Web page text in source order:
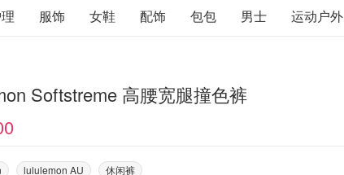
服饰 女鞋 配饰 包包 男士 运动户外
Softstreme 高腰宽腿撞色裤
lululemon AU 休闲裤